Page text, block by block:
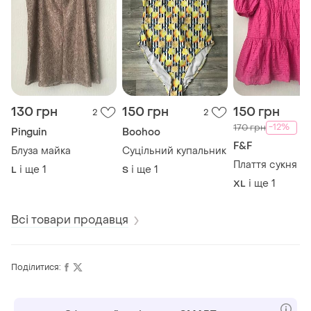
130 грн 2
Pinguin
Блуза майка
L і ще 1
150 грн 2
Boohoo
Суцільний купальник
S і ще 1
150 грн
170 грн -12%
F&F
Плаття сукня
XL і ще 1
Всі товари продавця
Поділитися: